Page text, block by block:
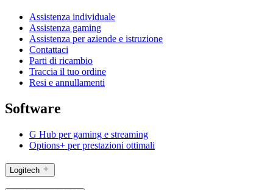
Assistenza individuale
Assistenza gaming
Assistenza per aziende e istruzione
Contattaci
Parti di ricambio
Traccia il tuo ordine
Resi e annullamenti
Software
G Hub per gaming e streaming
Options+ per prestazioni ottimali
Logitech